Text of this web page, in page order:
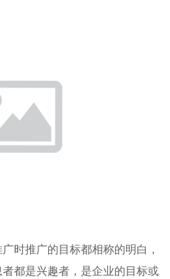
时推广的目标都相称的明白，
都是兴趣者，是企业的目标或